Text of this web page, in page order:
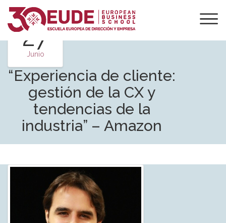
27
Junio
“Experiencia de cliente:
gestión de la CX y
tendencias de la
industria” – Amazon